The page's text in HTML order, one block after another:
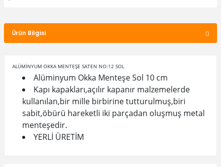
Ürün Bilgisi
ALÜMİNYUM OKKA MENTEŞE SATEN NO:12 SOL
Alüminyum Okka Menteşe Sol 10 cm
Kapı kapakları,açılır kapanır malzemelerde
kullanılan,bir mille birbirine tutturulmuş,biri
sabit,öbürü hareketli iki parçadan oluşmuş metal
menteşedir.
YERLİ ÜRETİM